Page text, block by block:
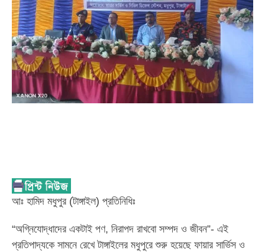
আঃ হামিদ মধুপুর (টাঙ্গাইল) প্রতিনিধিঃ
“অগ্নিযোদ্ধাদের একটাই পণ, নিরাপদ রাখবো সম্পদ ও জীবন”- এই
প্রতিপাদ্যকে সামনে রেখে টাঙ্গাইলের মধুপুরে শুরু হয়েছে ফায়ার সার্ভিস ও